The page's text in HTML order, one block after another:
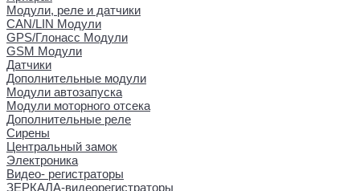
Модули, реле и датчики
CAN/LIN Модули
GPS/Глонасс Модули
GSM Модули
Датчики
Дополнительные модули
Модули автозапуска
Модули моторного отсека
Дополнительные реле
Сирены
Центральный замок
Электроника
Видео- регистраторы
ЗЕРКАЛА-видеорегистраторы